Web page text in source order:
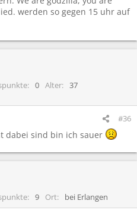
werden so gegen 15 uhr auf
0 Alter
37
#36
dabei sind bin ich sauer
9 Ort bei Erlangen